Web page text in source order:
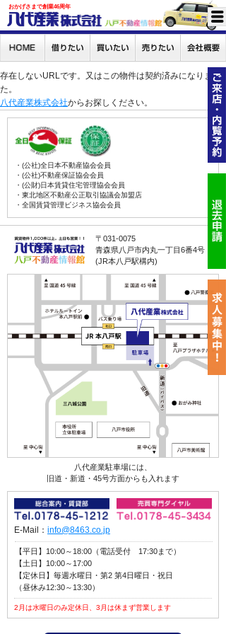
おかげさまで創業46周年
存在しないURLです。又はこの物件は契約済みになりまし
た。
八代産業株式会社からお探しください。
・(公社)全日本不動産協会会員
・(公社)不動産保証協会会員
・(公財)日本賃貸住宅管理協会会員
・東北地区不動産公正取引協議会加盟店
・全国賃貸管理ビジネス協会会員
〒031-0075
青森県八戸市内丸一丁目6番4号
(JR本八戸駅構内)
八代産業駐車場には、
旧道・新道・45号方面からも入れます
E-Mail： info@8463.co.jp
【平日】10:00～18:00（電話受付 17:30まで）
【土日】10:00～17:00
【定休日】毎週水曜日・第2 第4日曜日・祝日
（昼休み12:30～13:30）
2月は水曜日のみ定休日、3月は休まず営業します